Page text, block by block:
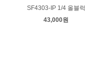
SF4303-IP 1/4 올블럭
43,000원